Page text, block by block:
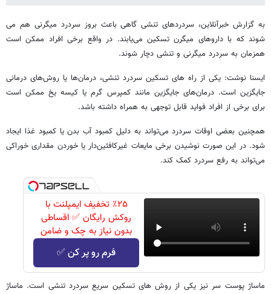
به گزارش خبرآنلاین، سردردهای تنشی گاهی باعث بروز سردرد میگرنی هم می
شوند که با داروهای میگرن تسکین می‌یابند. در واقع برخی افراد ممکن است
همزمان به سردرد میگرنی و تنشی دچار شوند.
ایسنا نوشت: یکی از راه های تسکین سردرد تنشی، درمان‌ها یا روش‌های درمانی
جایگزین است. درمان‌های جایگزین مانند کمپرس گرم یا کیسه یخ ممکن است
برای برخی از افراد فواید قابل توجهی به همراه داشته باشد.
همچنین بعضی اوقات سردرد می‌تواند به دلیل کمبود آب بدن یا کمبود غذا ایجاد
شود. در این صورت نوشیدن برخی مایعات غیرکافئین‌دار یا خوردن مقداری خوراکی
می‌تواند به رفع سردرد کمک کند.
٪۲۵ تخفیف ایمپلنت با
روکش رایگان ✅ اقساطی
بدون نیاز به چک و ضامن
فرم رو پر کن ✅
ماساژ پوست سر نیز یکی از روش های تسکین سریع سردرد تنشی است. ماساژ